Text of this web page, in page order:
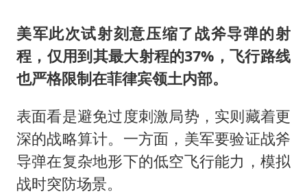
美军此次试射刻意压缩了战斧导弹的射
程，仅用到其最大射程的37%，飞行路线
也严格限制在菲律宾领土内部。
表面看是避免过度刺激局势，实则藏着更
深的战略算计。一方面，美军要验证战斧
导弹在复杂地形下的低空飞行能力，模拟
战时突防场景。